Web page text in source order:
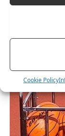
Cookie Policy
Centrotavola
desktop
zodiaco